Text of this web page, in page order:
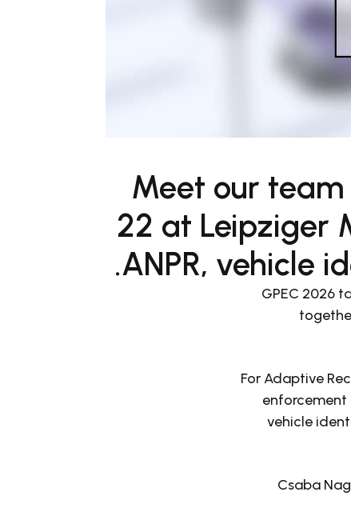
Meet our
22 at Leipziger
ANPR, vehicle
GPEC 2026
For Adaptive
enforcement
vehicle
Csaba